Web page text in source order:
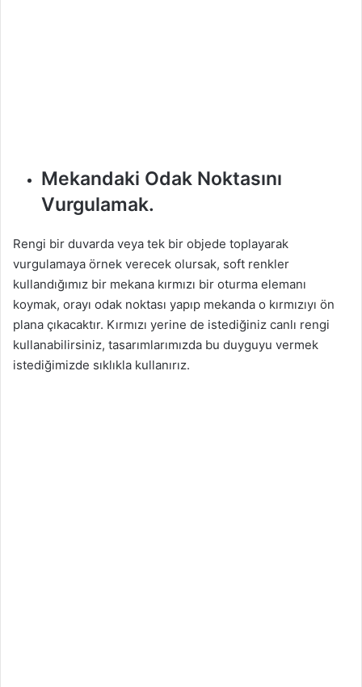
Mekandaki Odak Noktasını
Vurgulamak.
Rengi bir duvarda veya tek bir objede toplayarak
vurgulamaya örnek verecek olursak, soft renkler
kullandığımız bir mekana kırmızı bir oturma elemanı
koymak, orayı odak noktası yapıp mekanda o kırmızıyı ön
plana çıkacaktır. Kırmızı yerine de istediğiniz canlı rengi
kullanabilirsiniz, tasarımlarımızda bu duyguyu vermek
istediğimizde sıklıkla kullanırız.